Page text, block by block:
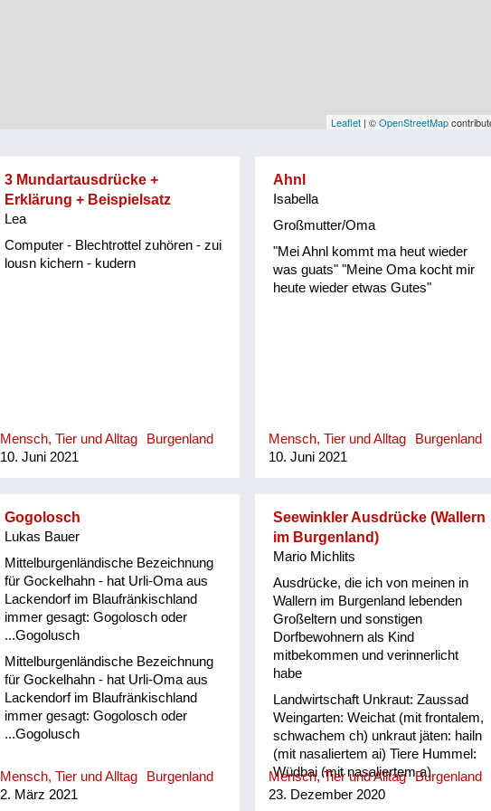
Leaflet | ©OpenStreetMap
3 Mundartausdrücke +
Erklärung + Beispielsatz
Lea
Computer - Blechtrottel zuhören - zui
lousn kichern - kudern
Mensch, Tier und Alltag
Burgenland
10. Juni 2021
Ahnl
Isabella
Großmutter/Oma
"Mei Ahnl kommt ma heut wieder
was guats" "Meine Oma kocht mir
heute wieder etwas Gutes"
Mensch, Tier und Alltag
Burgenland
10. Juni 2021
Gogolosch
Lukas Bauer
Mittelburgenländische Bezeichnung
für Gockelhahn - hat Urli-Oma aus
Lackendorf im Blaufränkischland
immer gesagt: Gogolosch oder
...Gogolusch
Mittelburgenländische Bezeichnung
für Gockelhahn - hat Urli-Oma aus
Lackendorf im Blaufränkischland
immer gesagt: Gogolosch oder
...Gogolusch
Mensch, Tier und Alltag
Burgenland
2. März 2021
Seewinkler Ausdrücke (Wallern
im Burgenland)
Mario Michlits
Ausdrücke, die ich von meinen in
Wallern im Burgenland lebenden
Großeltern und sonstigen
Dorfbewohnern als Kind
mitbekommen und verinnerlicht
habe
Landwirtschaft Unkraut: Zaussad
Weingarten: Weichat (mit frontalem,
schwachem ch) unkraut jäten: hailn
(mit nasaliertem ai) Tiere Hummel:
Wüdbai (mit nasaliertem a)
Eidechse: Darahaxl Feldhamster:
Mensch, Tier und Alltag
Burgenland
23. Dezember 2020